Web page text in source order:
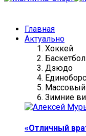
Главная
Актуально
Хоккей
Баскетбол
Дзюдо
Массовый
Зимние
«Отличный